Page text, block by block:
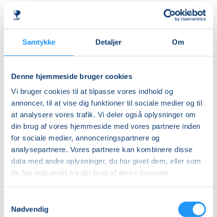
Samtykke Detaljer Om
Denne hjemmeside bruger cookies
Vi bruger cookies til at tilpasse vores indhold og
annoncer, til at vise dig funktioner til sociale medier og til
at analysere vores trafik. Vi deler også oplysninger om
din brug af vores hjemmeside med vores partnere inden
for sociale medier, annonceringspartnere og
analysepartnere. Vores partnere kan kombinere disse
data med andre oplysninger, du har givet dem, eller som
de har indsamlet fra din brug af deres tjenester.
Nødvendig
Undervisningen foregår i ”Indsøen”, hvor vandet er
cirka 32 grader varmt.
Børn er forskellige og udvikler sig i forskellige tempi,
vejledende. Hvis dit barn fx er forsigtigt anlagt eller
virker utryg ved vand, er det en god idé at tænke lidt
nedad i fht. aldersrammen. Hvis barnet derimod er
motorisk langt fremme, frisk på nye udfordringer og
måske endda allerede vandtilvænnet, kan det være
en god idé at tænke lidt opad i fht. aldersrammen.
Holdene er små, så der er god mulighed for at tage
individuelle hensyn undervejs.
Tilmeldingen gælder en voksen med et barn og det er
Ledig-KBH
Ledig-FRB
DKK 923,00
DKK 907,00
Studerende-FRB
DKK 923,00
Unge (18-25 år)-KBH
DKK 907,00
Info
903480